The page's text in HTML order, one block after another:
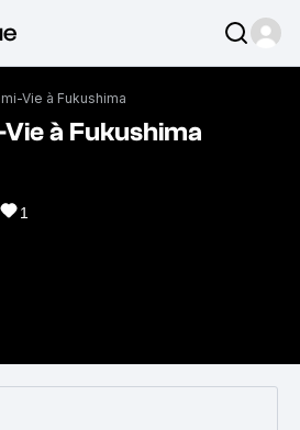
Vie à Fukushima
à Fukushima
1